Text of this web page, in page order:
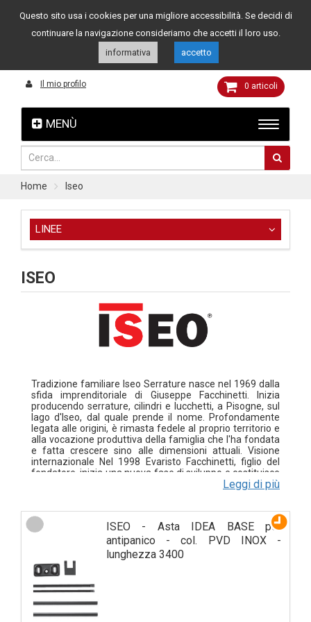
Assistenza clienti 049 8015108 349 4262144
MENÙ
Il mio profilo 0 articoli
Home Iseo
LINEE
ISEO
Tradizione familiare Iseo Serrature nasce nel 1969 dalla
sfida imprenditoriale di Giuseppe Facchinetti. Inizia
producendo serrature, cilindri e lucchetti, a Pisogne, sul
lago d'Iseo, dal quale prende il nome. Profondamente
legata alle origini, è rimasta fedele al proprio territorio e
alla vocazione produttiva della famiglia che l'ha fondata
e fatta crescere sino alle dimensioni attuali. Visione
internazionale Nel 1998 Evaristo Facchinetti, figlio del
fondatore, inizia una nuova fase di sviluppo e costituisce
il Gruppo Iseo. La strategia di crescita punta su due
lo spirito di intrapresa che crea, fa vivere e sviluppa un
gruppo. Si aprono così nuove prospettive anche alla
presenza internazionale di Iseo Serrature che attraverso
le sedi del Gruppo opera in Europa, Medio ed Estremo
Oriente, America Latina e dal 2009 anche in Cina. Nel
2014 Iseo Serrature incorpora Fiam, una società
specializzata nella produzione di serrature per porte
blindate, entrata a far parte del gruppo nel 2004. Gioco di
squadra Iseo Serrature è oggi parte di un gruppo con
significativa presenza sulla scena internazionale, una
Leggi di più
ISEO - Asta IDEA BASE per
antipanico - col. PVD INOX -
lunghezza 3400
Questo sito usa i cookies per una migliore accessibilità. Se decidi di
continuare la navigazione consideriamo che accetti il loro uso.
informativa
accetto